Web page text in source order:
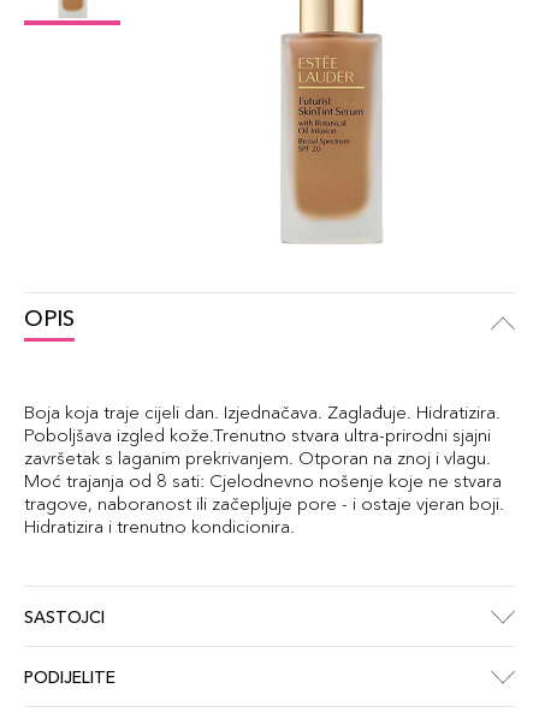
OPIS
Boja koja traje cijeli dan. Izjednačava. Zaglađuje. Hidratizira.
Poboljšava izgled kože.Trenutno stvara ultra-prirodni sjajni
završetak s laganim prekrivanjem. Otporan na znoj i vlagu.
Moć trajanja od 8 sati: Cjelodnevno nošenje koje ne stvara
tragove, naboranost ili začepljuje pore - i ostaje vjeran boji.
Hidratizira i trenutno kondicionira.
SASTOJCI
PODIJELITE